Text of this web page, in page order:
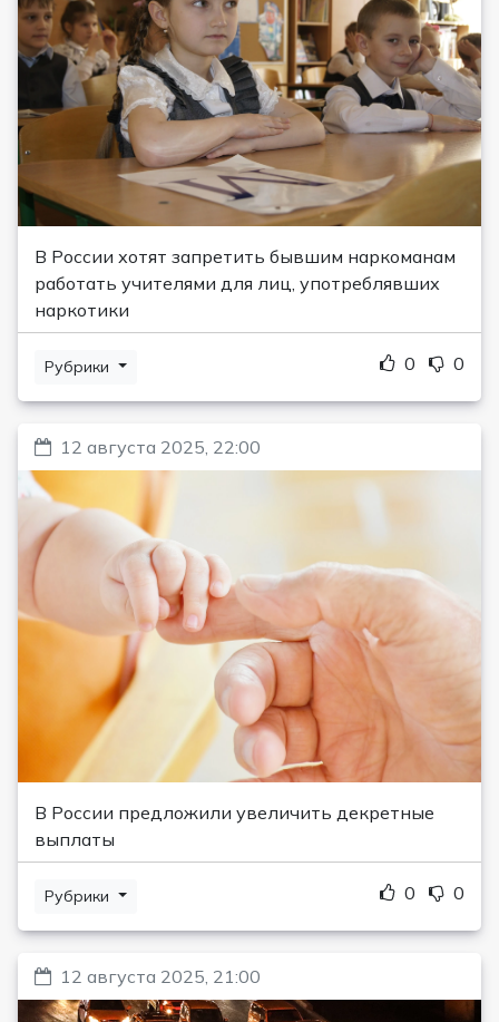
В России хотят запретить бывшим наркоманам
работать учителями для лиц, употреблявших
наркотики
Рубрики 0 0
12 августа 2025, 22:00
В России предложили увеличить декретные
выплаты
Рубрики 0 0
12 августа 2025, 21:00